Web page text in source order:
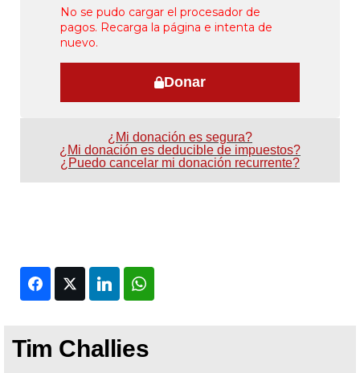
No se pudo cargar el procesador de
pagos. Recarga la página e intenta de
nuevo.
Donar
¿Mi donación es segura?
¿Mi donación es deducible de impuestos?
¿Puedo cancelar mi donación recurrente?
FacebookTwitter LinkedIn
Tim Challies